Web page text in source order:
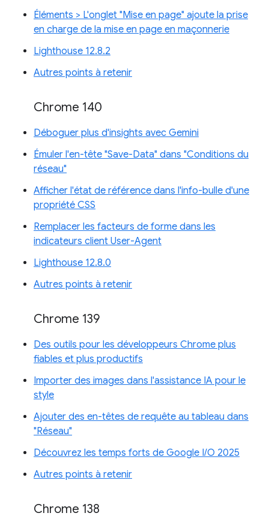
Éléments > L'onglet "Mise en page" ajoute la prise
en charge de la mise en page en maçonnerie
Lighthouse 12.8.2
Autres points à retenir
Chrome 140
Déboguer plus d'insights avec Gemini
Émuler l'en-tête "Save-Data" dans "Conditions du
réseau"
Afficher l'état de référence dans l'info-bulle d'une
propriété CSS
Remplacer les facteurs de forme dans les
indicateurs client User-Agent
Lighthouse 12.8.0
Autres points à retenir
Chrome 139
Des outils pour les développeurs Chrome plus
fiables et plus productifs
Importer des images dans l'assistance IA pour le
style
Ajouter des en-têtes de requête au tableau dans
"Réseau"
Découvrez les temps forts de Google I/O 2025
Autres points à retenir
Chrome 138